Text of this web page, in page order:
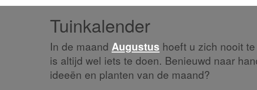
Tuinkalender
In de maand Augustus hoeft u zich nooit
is altijd wel iets te doen. Benieuwd naar
ideeën en planten van de maand?